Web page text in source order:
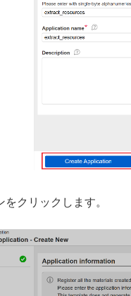
をクリックします。